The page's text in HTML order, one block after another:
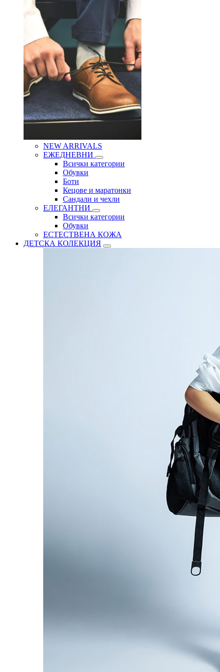
NEW ARRIVALS
ЕЖЕДНЕВНИ
Всички категории
Обувки
Боти
Кецове и маратонки
Сандали и чехли
ЕЛЕГАНТНИ
Всички категории
Обувки
ЕСТЕСТВЕНА КОЖА
ДЕТСКА КОЛЕКЦИЯ